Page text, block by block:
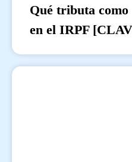
Qué tributa
en el IRPF